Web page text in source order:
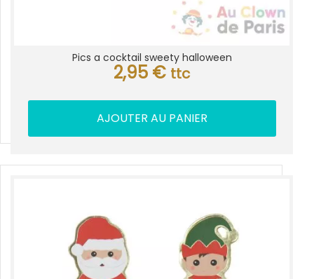
Pics a cocktail sweety halloween
2,95 € ttc
AJOUTER AU PANIER